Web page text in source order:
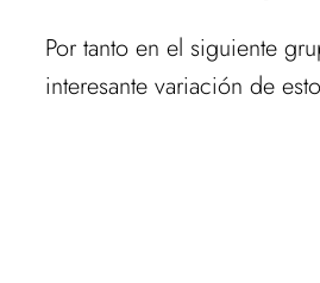
Por tanto en el siguiente
interesante variación de